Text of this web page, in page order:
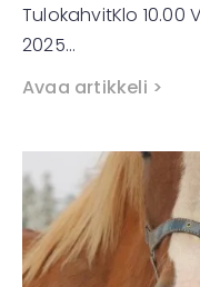
TulokahvitKlo 10.00
2025…
Avaa artikkeli >